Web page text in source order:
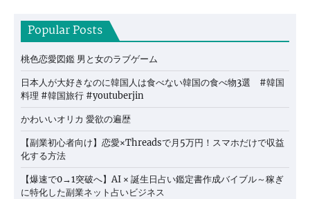
Popular Posts
桃色恋愛図鑑 男と女のラブゲーム
日本人が大好きなのに韓国人は食べない韓国の食べ物3選 #韓国
料理 #韓国旅行 #youtuberjin
かわいいオリカ 愛欲の遍歴
【副業初心者向け】恋愛×Threadsで月5万円！スマホだけで収益
化する方法
【爆速で0→1突破へ】AI × 誕生日占い鑑定書作成バイブル～稼ぎ
に特化した副業ネット占いビジネス